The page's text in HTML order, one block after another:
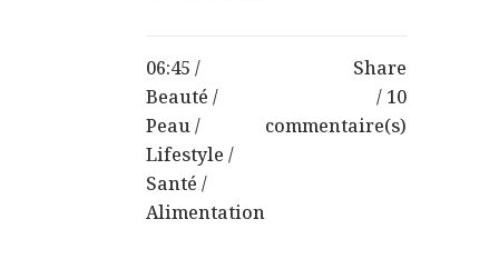
06:45 /
Beauté /
Peau/
Lifestyle /
Santé /
Alimentation
Share
10
commentaire(s)